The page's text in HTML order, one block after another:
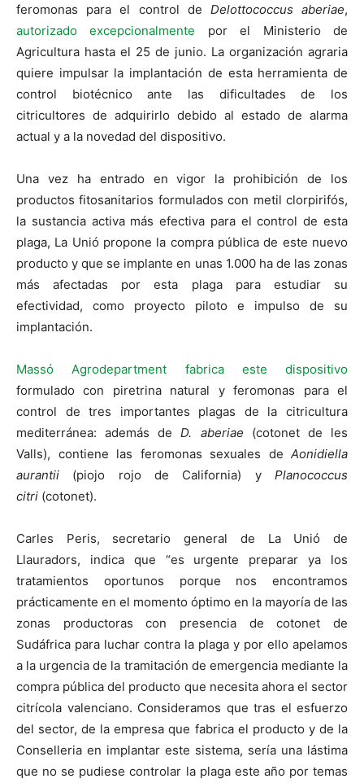
feromonas para el control de Delottococcus aberiae,
autorizado excepcionalmente por el Ministerio de
Agricultura hasta el 25 de junio. La organización agraria
quiere impulsar la implantación de esta herramienta de
control biotécnico ante las dificultades de los
citricultores de adquirirlo debido al estado de alarma
actual y a la novedad del dispositivo.
Una vez ha entrado en vigor la prohibición de los
productos fitosanitarios formulados con metil clorpirifós,
la sustancia activa más efectiva para el control de esta
plaga, La Unió propone la compra pública de este nuevo
producto y que se implante en unas 1.000 ha de las zonas
más afectadas por esta plaga para estudiar su
efectividad, como proyecto piloto e impulso de su
implantación.
Massó Agrodepartment fabrica este dispositivo
formulado con piretrina natural y feromonas para el
control de tres importantes plagas de la citricultura
mediterránea: además deD. aberiae (cotonet de les
Valls), contiene las feromonas sexuales de Aonidiella
aurantii (piojo rojo de California) y Planococcus
citri (cotonet).
Carles Peris, secretario general de La Unió de
Llauradors, indica que “es urgente preparar ya los
tratamientos oportunos porque nos encontramos
prácticamente en el momento óptimo en la mayoría de las
zonas productoras con presencia de cotonet de
Sudáfrica para luchar contra la plaga y por ello apelamos
a la urgencia de la tramitación de emergencia mediante la
compra pública del producto que necesita ahora el sector
citrícola valenciano. Consideramos que tras el esfuerzo
del sector, de la empresa que fabrica el producto y de la
Conselleria en implantar este sistema, sería una lástima
que no se pudiese controlar la plaga este año por temas